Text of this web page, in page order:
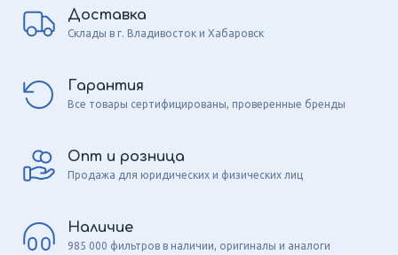
Доставка
Склады в г. Владивосток и Хабаровск
Гарантия
Все товары сертифицированы, проверенные бренды
Опт и розница
Продажа для юридических и физических лиц
Наличие
985 000 фильтров в наличии, оригиналы и аналоги